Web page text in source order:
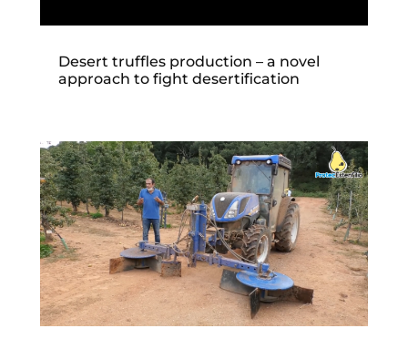
Desert truffles production – a novel
approach to fight desertification